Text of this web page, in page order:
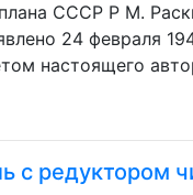
СССР P М.
24 февраля
настоящего
с редуктором